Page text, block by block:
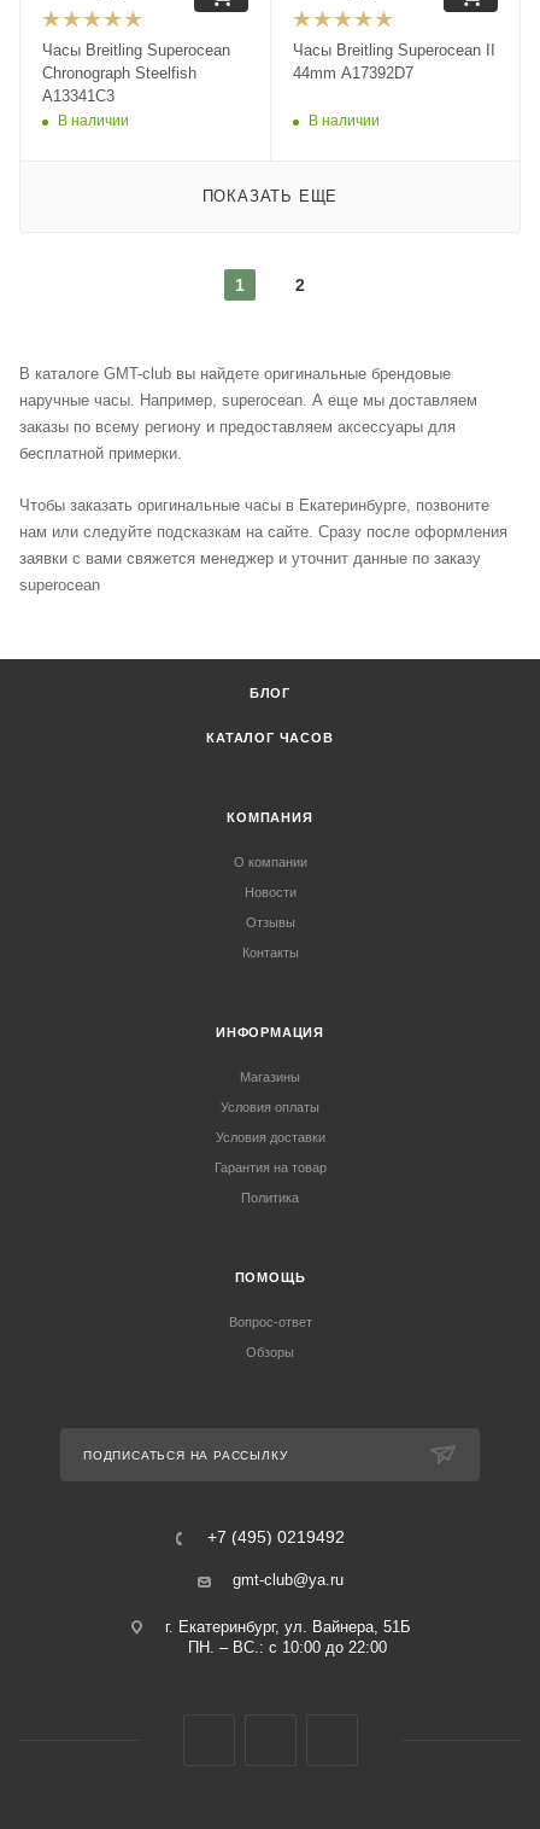
Часы Breitling Superocean
Chronograph Steelfish
A13341C3
В наличии
Часы Breitling Superocean II
44mm A17392D7
В наличии
ПОКАЗАТЬ ЕЩЕ
1 2
В каталоге GMT-club вы найдете оригинальные брендовые
наручные часы. Например, superocean. А еще мы доставляем
заказы по всему региону и предоставляем аксессуары для
бесплатной примерки.
Чтобы заказать оригинальные часы в Екатеринбурге, позвоните
нам или следуйте подсказкам на сайте. Сразу после оформления
заявки с вами свяжется менеджер и уточнит данные по заказу
superocean
БЛОГ
КАТАЛОГ ЧАСОВ
КОМПАНИЯ
О компании
Новости
Отзывы
Контакты
ИНФОРМАЦИЯ
Магазины
Условия оплаты
Условия доставки
Гарантия на товар
Политика
ПОМОЩЬ
Вопрос-ответ
Обзоры
ПОДПИСАТЬСЯ НА РАССЫЛКУ
+7 (495) 0219492
gmt-club@ya.ru
г. Екатеринбург, ул. Вайнера, 51Б
ПН. – ВС.: с 10:00 до 22:00